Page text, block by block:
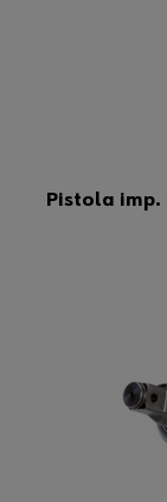
Pistola imp.